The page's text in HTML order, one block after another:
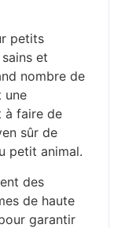
petits
et
nombre de
une
à faire de
sûr de
petit animal.
des
de haute
garantir